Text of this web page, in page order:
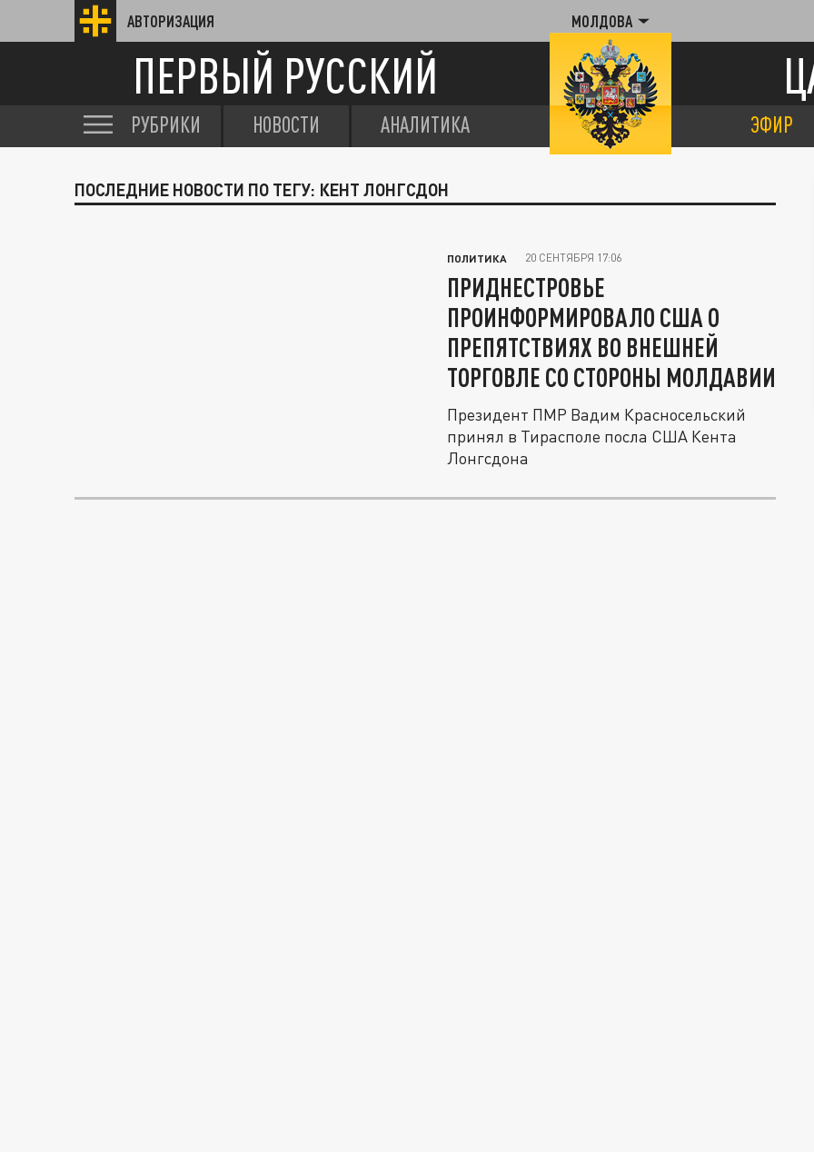
АВТОРИЗАЦИЯ МОЛДОВА
ПЕРВЫЙ РУССКИЙ
РУБРИКИ НОВОСТИ АНАЛИТИКА ЭФИР
ПОСЛЕДНИЕ НОВОСТИ ПО ТЕГУ: КЕНТ ЛОНГСДОН
ПОЛИТИКА 20 СЕНТЯБРЯ 17:06
ПРИДНЕСТРОВЬЕ
ПРОИНФОРМИРОВАЛО США О
ПРЕПЯТСТВИЯХ ВО ВНЕШНЕЙ
ТОРГОВЛЕ СО СТОРОНЫ МОЛДАВИИ
Президент ПМР Вадим Красносельский
принял в Тирасполе посла США Кента
Лонгсдона